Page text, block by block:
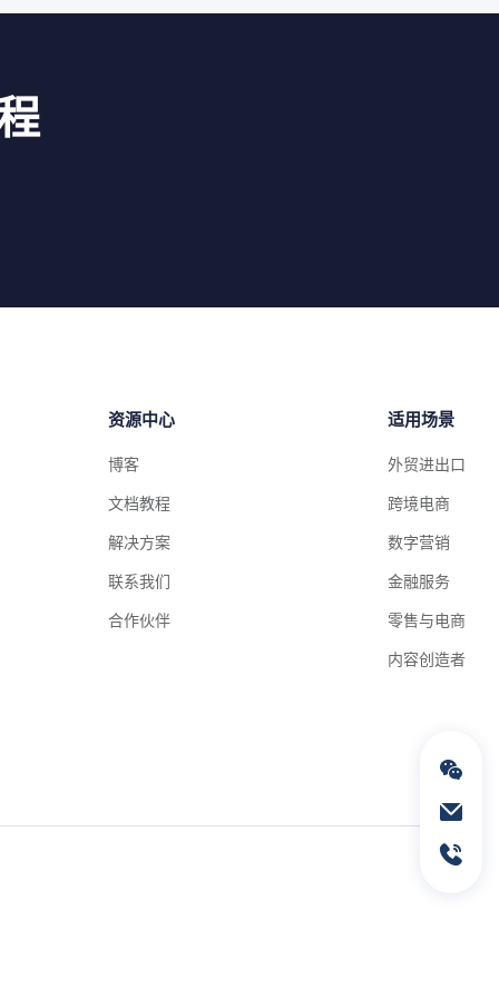
资源中心
博客
文档教程
解决方案
联系我们
合作伙伴
适用场景
外贸进出口
跨境电商
数字营销
金融服务
零售与电商
内容创造者
service@geeksend.com